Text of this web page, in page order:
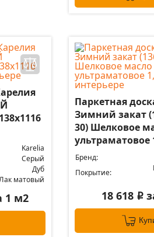
Karelia
Серый
Дуб
матовый
1 м2
Паркетная
Зимний закат
30) Шелковое
ультраматовое
Бренд:
Покрытие:
18 618 i